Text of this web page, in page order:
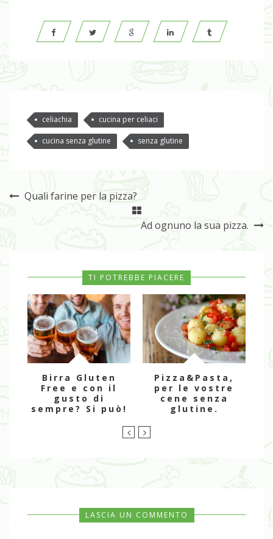
celiachia cucina per celiaci
cucina senza glutine senza glutine
Quali farine per la pizza?
Ad ognuno la sua pizza.
TI POTREBBE PIACERE
Birra Gluten
Free e con il
gusto di
sempre? Si può!
Pizza&Pasta,
per le vostre
cene senza
glutine.
LASCIA UN COMMENTO